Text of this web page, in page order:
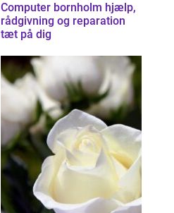
Computer bornholm hjælp,
rådgivning og reparation
tæt på dig